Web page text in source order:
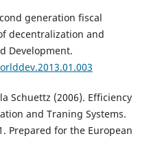
generation fiscal
decentralization and
Development.
Schuettz (2006). Efficiency
and Traning Systems.
Prepared for the European